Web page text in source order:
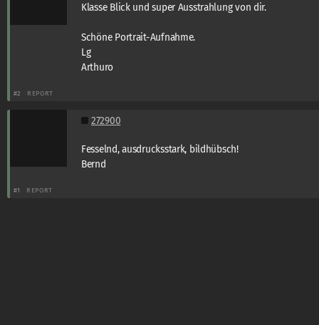
Klasse Blick und super Ausstrahlung von dir.
Schöne Portrait-Aufnahme.
Lg
Arthuro
#2 REPORT
272900
Fesselnd, ausdrucksstark, bildhübsch!
Bernd
#1 REPORT